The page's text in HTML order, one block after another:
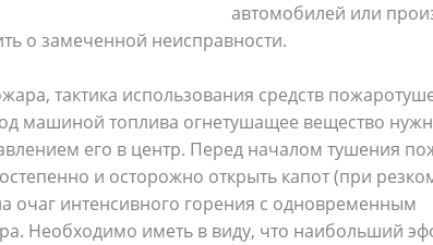
автомобилей или
о замеченной неисправности.
тактика использования средств
машиной топлива огнетушащее вещество
его в центр. Перед началом тушения
и осторожно открыть капот (при
очаг интенсивного горения с одновременным
Необходимо иметь в виду, что наибольший